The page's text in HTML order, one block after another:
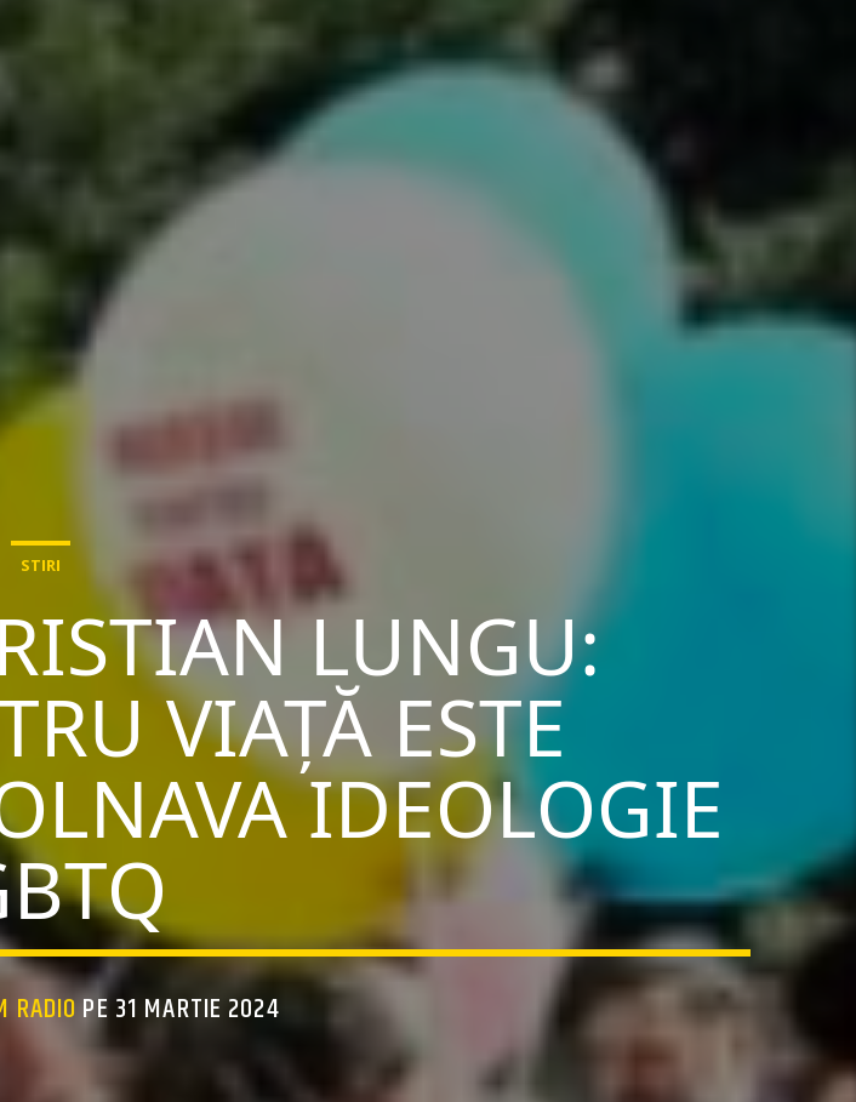
STIRI
LUNGU:
VIAȚĂ ESTE
IDEOLOGIE
RADIOPE 31 MARTIE 2024